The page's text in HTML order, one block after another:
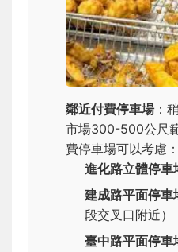
鄰近付費停車場：
市場300-500公尺
費停車場可以考慮：
進化路立體停車
建成路平面停車
段交叉口附近）
臺中路平面停車